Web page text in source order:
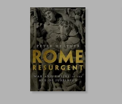
32,13 €